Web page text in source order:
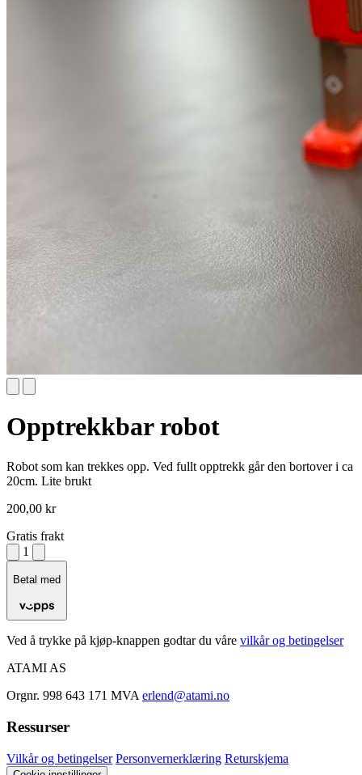
Opptrekkbar robot
Robot som kan trekkes opp. Ved fullt opptrekk går den bortover i ca
20cm. Lite brukt
200,00 kr
Gratis frakt
1
Betal med
Ved å trykke på kjøp-knappen godtar du våre vilkår og betingelser
ATAMI AS
Orgnr. 998 643 171 MVA erlend@atami.no
Ressurser
Vilkår og betingelser Personvernerklæring Returskjema